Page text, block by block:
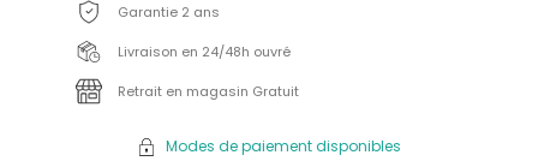
Garantie 2 ans
Livraison en 24/48h ouvré
Retrait en magasin Gratuit
Modes de paiement disponibles